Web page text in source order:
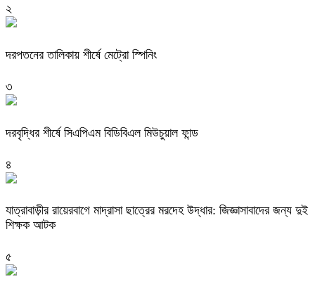
২
দরপতনের তালিকায় শীর্ষে মেট্রো স্পিনিং
৩
দরবৃদ্ধির শীর্ষে সিএপিএম বিডিবিএল মিউচুয়াল ফান্ড
৪
যাত্রাবাড়ীর রায়েরবাগে মাদ্রাসা ছাত্রের মরদেহ উদ্ধার: জিজ্ঞাসাবাদের জন্য দুই
শিক্ষক আটক
৫